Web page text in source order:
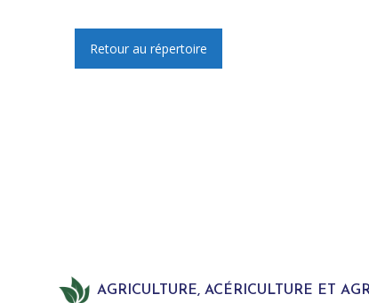
Retour au répertoire
AGRICULTURE, ACÉRICULTURE ET